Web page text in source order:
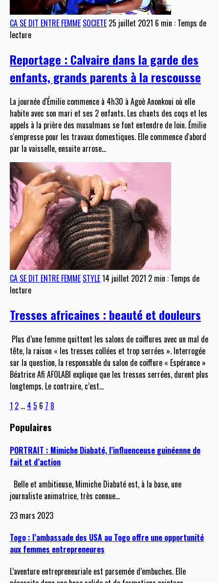
CA SE DIT ENTRE FEMME SOCIETE 25 juillet 2021 6 min : Temps de
lecture
Reportage : Calvaire dans la garde des
enfants, grands parents à la rescousse
La journée d'Émilie commence à 4h30 à Agoè Anonkoui où elle
habite avec son mari et ses 2 enfants. Les chants des coqs et les
appels à la prière des musulmans se font entendre de loin. Émilie
s'empresse pour les travaux domestiques. Elle commence d'abord
par la vaisselle, ensuite arrose…
CA SE DIT ENTRE FEMME STYLE14 juillet 2021 2 min : Temps de
lecture
Tresses africaines : beauté et douleurs
Plus d’une femme quittent les salons de coiffures avec un mal de
tête, la raison « les tresses collées et trop serrées ». Interrogée
sur la question, la responsable du salon de coiffure « Espérance »
Béatrice Afi AFOLABI explique que les tresses serrées, durent plus
longtemps. Le contraire, c’est…
1 2 … 4 5 6 7 8
Populaires
PORTRAIT : Mimiche Diabaté, l’influenceuse guinéenne de
fait et d’action
Belle et ambitieuse, Mimiche Diabaté est, à la base, une
journaliste animatrice, très connue…
23 mars 2023
Togo : l’ambassade des USA au Togo offre une opportunité
aux femmes entrepreneures
L’aventure entrepreneuriale est parsemée d’embuches. Elle